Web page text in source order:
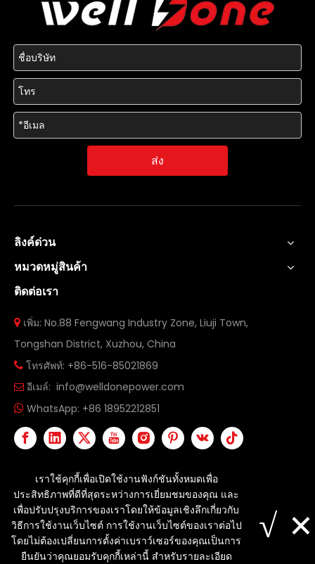
ส่ง
ลิงค์ด่วน
หมวดหมู่สินค้า
ติดต่อเรา
 เพิ่ม: No.88 Fengwang Industry Zone, Liuji Town,
Tongshan District, Xuzhou, China
 โทรศัพท์: +86-516-85021869
 อีเมล์: info@welldonepower.com
 WhatsApp: +86 18952212851
ลิขสิทธิ์©2026Xuzhou Welldone Power Technology Co.,
Ltd. สงวนลิขสิทธิ์แผนผังเว็บไซต์
เราใช้คุกกี้เพื่อเปิดใช้งานฟังก์ชันทั้งหมดเพื่อ
ประสิทธิภาพที่ดีที่สุดระหว่างการเยี่ยมชมของคุณ และ
เพื่อปรับปรุงบริการของเราโดยให้ข้อมูลเชิงลึกเกี่ยวกับ
วิธีการใช้งานเว็บไซต์ การใช้งานเว็บไซต์ของเราต่อไป
โดยไม่ต้องเปลี่ยนการตั้งค่าเบราว์เซอร์ของคุณเป็นการ
ยืนยันว่าคุณยอมรับคุกกี้เหล่านี้ สำหรับรายละเอียด
√ ×